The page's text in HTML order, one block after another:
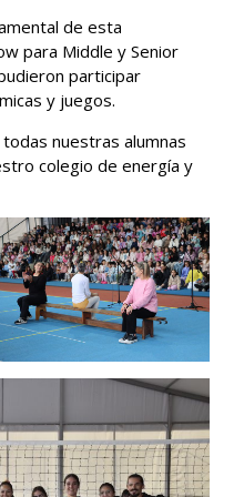
de esta
para Middle y Senior
participar
y juegos.
todas nuestras alumnas
colegio de energía y